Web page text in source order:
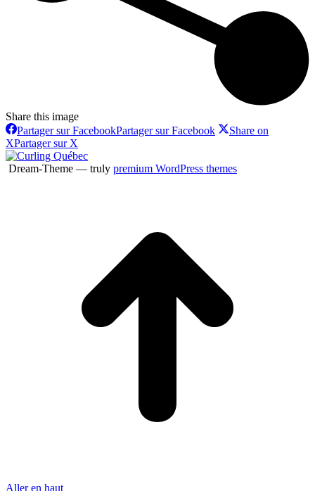
Share this image
Partager sur FacebookPartager sur Facebook
Share on
XPartager sur X
Dream-Theme — truly premium WordPress themes
Aller en haut